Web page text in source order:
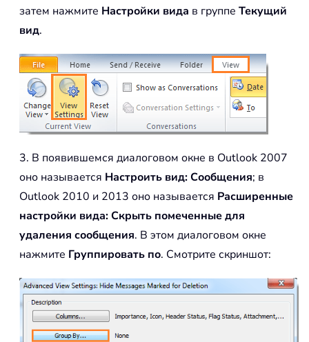
затем нажмите Настройки вида в группе Текущий
вид.
3. В появившемся диалоговом окне в Outlook 2007
оно называется Настроить вид: Сообщения; в
Outlook 2010 и 2013 оно называется Расширенные
настройки вида: Скрыть помеченные для
удаления сообщения. В этом диалоговом окне
нажмите Группировать по. Смотрите скриншот: